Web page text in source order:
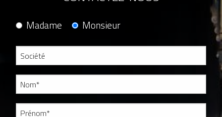
Madame Monsieur